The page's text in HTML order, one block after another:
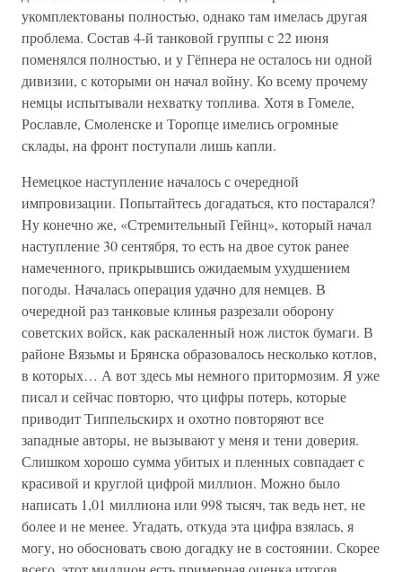
укомплектованы полностью, однако там имелась другая
проблема. Состав 4-й танковой группы с 22 июня
поменялся полностью, и у Гёпнера не осталось ни одной
дивизии, с которыми он начал войну. Ко всему прочему
немцы испытывали нехватку топлива. Хотя в Гомеле,
Рославле, Смоленске и Торопце имелись огромные
склады, на фронт поступали лишь капли.
Немецкое наступление началось с очередной
импровизации. Попытайтесь догадаться, кто постарался?
Ну конечно же, «Стремительный Гейнц», который начал
наступление 30 сентября, то есть на двое суток ранее
намеченного, прикрывшись ожидаемым ухудшением
погоды. Началась операция удачно для немцев. В
очередной раз танковые клинья разрезали оборону
советских войск, как раскаленный нож листок бумаги. В
районе Вязьмы и Брянска образовалось несколько котлов,
в которых… А вот здесь мы немного притормозим. Я уже
писал и сейчас повторю, что цифры потерь, которые
приводит Типпельскирх и охотно повторяют все
западные авторы, не вызывают у меня и тени доверия.
Слишком хорошо сумма убитых и пленных совпадает с
красивой и круглой цифрой миллион. Можно было
написать 1,01 миллиона или 998 тысяч, так ведь нет, не
более и не менее. Угадать, откуда эта цифра взялась, я
могу, но обосновать свою догадку не в состоянии. Скорее